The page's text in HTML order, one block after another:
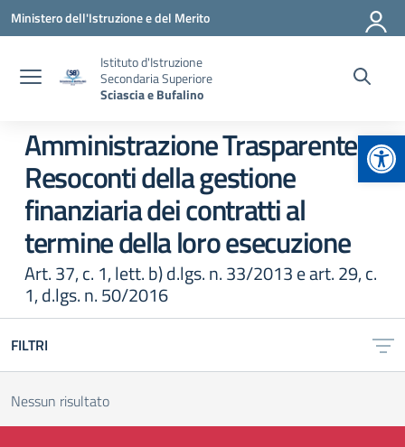
Vai ai contenuti
Vai al menu di navigazione
Vai al footer
Ministero dell'Istruzione e del Merito
Istituto d'Istruzione
Secondaria Superiore
Sciascia e Bufalino
Amministrazione Trasparente:
Resoconti della gestione
finanziaria dei contratti al
termine della loro esecuzione
Art. 37, c. 1, lett. b) d.lgs. n. 33/2013 e art. 29, c.
1, d.lgs. n. 50/2016
FILTRI
Nessun risultato